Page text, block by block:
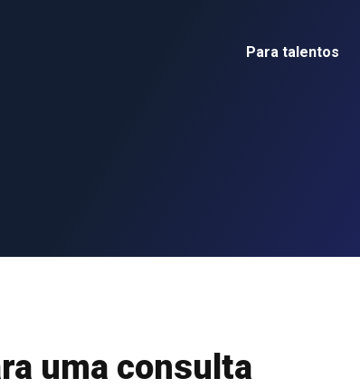
Para talentos
uma consulta